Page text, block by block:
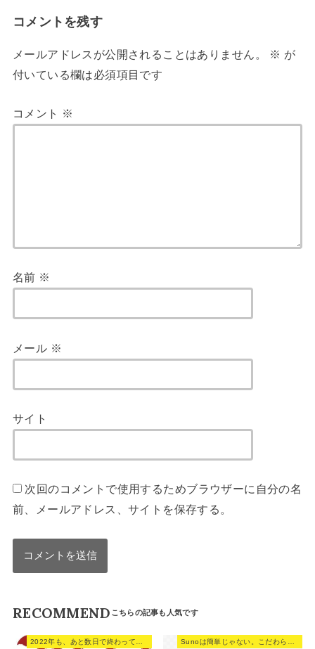
コメントを残す
メールアドレスが公開されることはありません。 ※ が
付いている欄は必須項目です
コメント ※
名前 ※
メール ※
サイト
次回のコメントで使用するためブラウザーに自分の名
前、メールアドレス、サイトを保存する。
RECOMMEND